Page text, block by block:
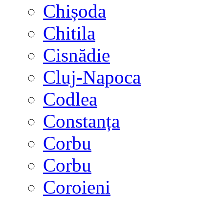
Chișoda
Chitila
Cisnădie
Cluj-Napoca
Codlea
Constanța
Corbu
Corbu
Coroieni